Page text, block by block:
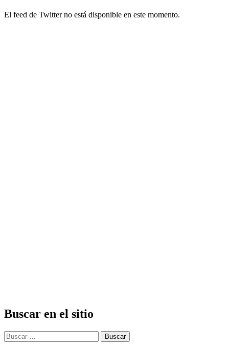
El feed de Twitter no está disponible en este momento.
Buscar en el sitio
Buscar: